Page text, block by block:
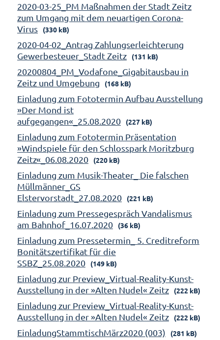
2020-03-25_PM Maßnahmen der Stadt Zeitz
zum Umgang mit dem neuartigen Corona-
Virus
(330 kB)
2020-04-02_Antrag Zahlungserleichterung
Gewerbesteuer_Stadt Zeitz
(131 kB)
20200804_PM_Vodafone_Gigabitausbau in
Zeitz und Umgebung
(168 kB)
Einladung zum Fototermin Aufbau Ausstellung
»Der Mond ist
aufgegangen«_25.08.2020
(227 kB)
Einladung zum Fototermin Präsentation
»Windspiele für den Schlosspark Moritzburg
Zeitz«_06.08.2020
(220 kB)
Einladung zum Musik-Theater_ Die falschen
Müllmänner_GS
Elstervorstadt_27.08.2020
(221 kB)
Einladung zum Pressegespräch Vandalismus
am Bahnhof_16.07.2020
(36 kB)
Einladung zum Pressetermin_ 5. Creditreform
Bonitätszertifikat für die
SSBZ_25.08.2020
(149 kB)
Einladung zur Preview_Virtual-Reality-Kunst-
Ausstellung in der »Alten Nudel« Zeitz
(222 kB)
Einladung zur Preview_Virtual-Reality-Kunst-
Ausstellung in der »Alten Nudel« Zeitz
(222 kB)
EinladungStammtischMärz2020 (003) (281 kB)